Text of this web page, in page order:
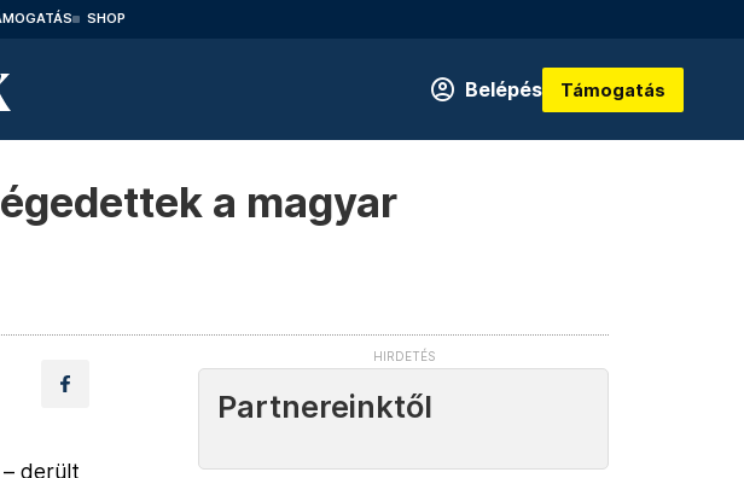
SHOP
Belépés Támogatás
a magyar
derült
Partnereinktől